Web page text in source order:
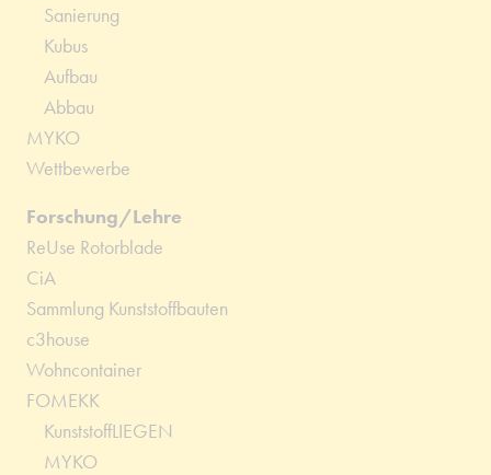
Sanierung
Kubus
Aufbau
Abbau
MYKO
Wettbewerbe
Forschung/Lehre
ReUse Rotorblade
CiA
Sammlung Kunststoffbauten
c3house
Wohncontainer
FOMEKK
KunststoffLIEGEN
MYKO